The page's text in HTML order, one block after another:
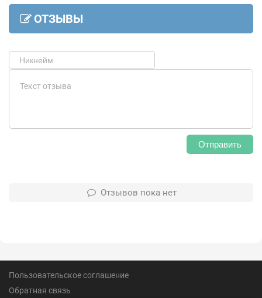
ОТЗЫВЫ
Отправить
Отзывов пока нет
Пользовательское соглашение
Обратная связь